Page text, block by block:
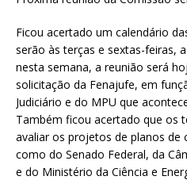
Ficou acertado um calendário
serão às terças e sextas-feiras,
nesta semana, a reunião será
solicitação da Fenajufe, em
Judiciário e do MPU que
Também ficou acertado que os
avaliar os projetos de planos de
como do Senado Federal, da
e do Ministério da Ciência e